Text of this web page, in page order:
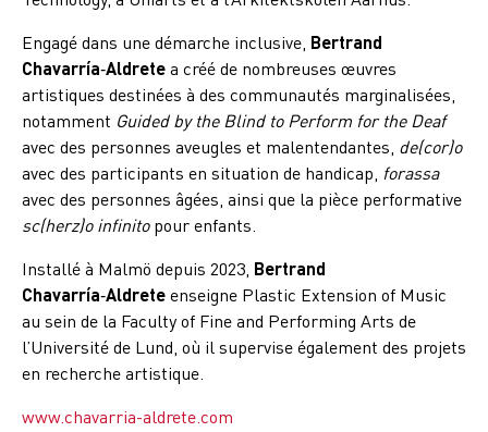
Engagé dans une démarche inclusive, Bertrand
Chavarría‑Aldretea créé de nombreuses œuvres
artistiques destinées à des communautés marginalisées,
notamment Guided by the Blind to Perform for the Deaf
avec des personnes aveugles et malentendantes, de(cor)o
avec des participants en situation de handicap, forassa
avec des personnes âgées, ainsi que la pièce performative
sc(herz)o infinitopour enfants.
Installé à Malmö depuis 2023, Bertrand
Chavarría‑Aldreteenseigne Plastic Extension of Music
au sein de la Faculty of Fine and Performing Arts de
l’Université de Lund, où il supervise également des projets
en recherche artistique.
www.chavarria-aldrete.com